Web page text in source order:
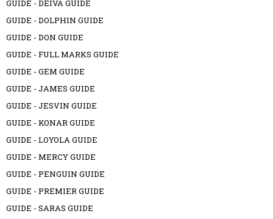
GUIDE - DEIVA GUIDE
GUIDE - DOLPHIN GUIDE
GUIDE - DON GUIDE
GUIDE - FULL MARKS GUIDE
GUIDE - GEM GUIDE
GUIDE - JAMES GUIDE
GUIDE - JESVIN GUIDE
GUIDE - KONAR GUIDE
GUIDE - LOYOLA GUIDE
GUIDE - MERCY GUIDE
GUIDE - PENGUIN GUIDE
GUIDE - PREMIER GUIDE
GUIDE - SARAS GUIDE